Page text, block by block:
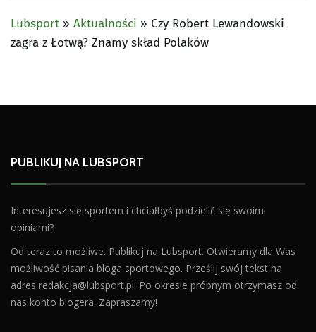
Lubsport » Aktualności » Czy Robert Lewandowski
zagra z Łotwą? Znamy skład Polaków
PUBLIKUJ NA LUBSPORT
Interesujesz się sportem i chciałbyś podzielić się swoimi
opiniami?
Od teraz to możliwe. Publikuj na Lubsport. Otwieramy dla Was
możliwość pisania bloga sportowego. Prześlij swój tekst na
adres redakcja@lubsport.pl. Po okresie próbnym otrzymasz od
nas konto blogera. Zapraszamy!